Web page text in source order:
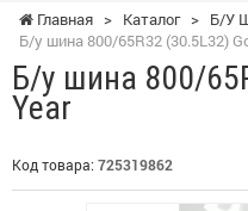
Главная > Каталог > Б/У
Б/у шина 800/65R32 (30.5L32)
Б/у шина 800/
Year
Код товара: 725319862